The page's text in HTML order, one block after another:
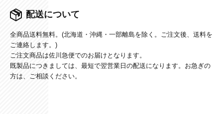
配送について
全商品送料無料。(北海道・沖縄・一部離島を除く。ご注文後、送料を
ご連絡します。)
ご注文商品は佐川急便でのお届けとなります。
既製品につきましては、最短で翌営業日の配送になります。お急ぎの
方は、ご相談ください。